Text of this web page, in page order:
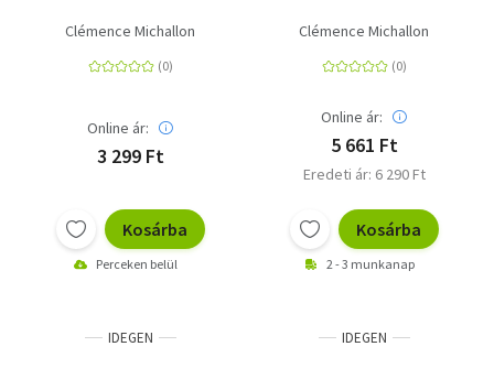
Clémence Michallon
Online ár:
3 299 Ft
Kosárba
Perceken belül
Clémence Michallon
Online ár:
5 661 Ft
Eredeti ár: 6 290 Ft
Kosárba
2 - 3 munkanap
IDEGEN IDEGEN